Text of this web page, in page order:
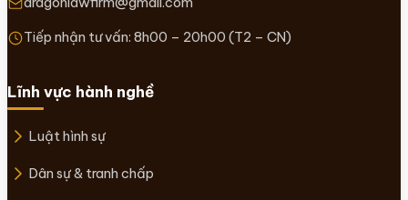
Tiếp nhận tư vấn: 8h00 – 20h00 (T2 – CN)
Lĩnh vực hành nghề
Luật hình sự
Dân sự & tranh chấp